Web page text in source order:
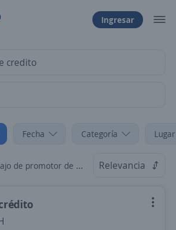
Ingresar
Fecha Categoría
de credito en Progreso, Yucatán Relevancia